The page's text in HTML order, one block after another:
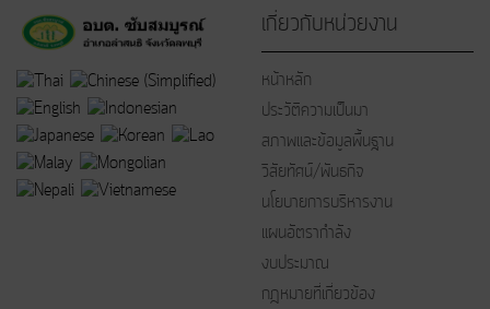
เกี่ยวกับหน่วยงาน
หน้าหลัก
ประวัติความเป็นมา
สภาพและข้อมูลพื้นฐาน
วิสัยทัศน์/พันธกิจ
นโยบายการบริหารงาน
แผนอัตรากำลัง
งบประมาณ
กฎหมายที่เกี่ยวข้อง